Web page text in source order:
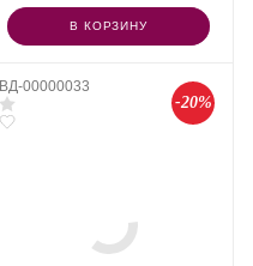
В КОРЗИНУ
ВД-00000033
-20%